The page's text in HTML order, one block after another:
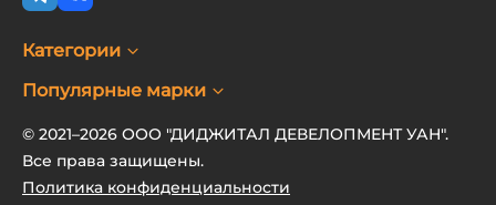
Категории
Популярные марки
© 2021–2026 ООО "ДИДЖИТАЛ ДЕВЕЛОПМЕНТ УАН".
Все права защищены.
Политика конфиденциальности